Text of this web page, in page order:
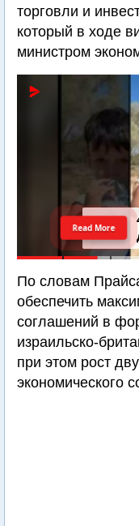
торговли и
который в ходе
министром
Read More
По словам
обеспечить
соглашений в
израильско-
при этом рост
экономического